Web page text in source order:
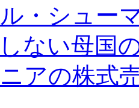
・シュー
ない母国
ニアの株式